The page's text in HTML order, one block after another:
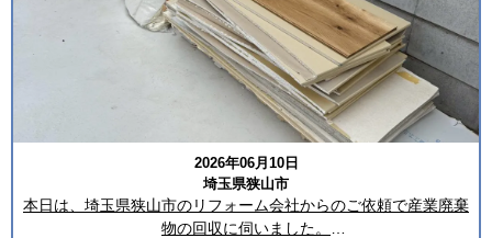
2026年06月10日
埼玉県狭山市
本日は、埼玉県狭山市のリフォーム会社からのご依頼で産業廃棄
物の回収に伺いました。